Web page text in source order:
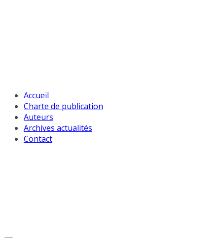
Accueil
Charte de publication
Auteurs
Archives actualités
Contact